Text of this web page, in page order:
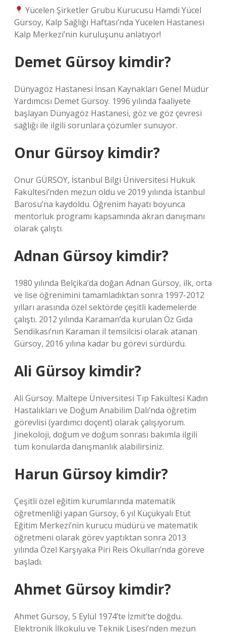
Yücelen Şirketler Grubu Kurucusu Hamdi Yücel
Gürsoy, Kalp Sağlığı Haftası’nda Yücelen Hastanesi
Kalp Merkezi’nin kuruluşunu anlatıyor!
Demet Gürsoy kimdir?
Dünyagöz Hastanesi İnsan Kaynakları Genel Müdür
Yardımcısı Demet Gürsoy. 1996 yılında faaliyete
başlayan Dünyagöz Hastanesi, göz ve göz çevresi
sağlığı ile ilgili sorunlara çözümler sunuyor.
Onur Gürsoy kimdir?
Onur GÜRSOY, İstanbul Bilgi Üniversitesi Hukuk
Fakültesi’nden mezun oldu ve 2019 yılında İstanbul
Barosu’na kaydoldu. Öğrenim hayatı boyunca
mentorluk programı kapsamında akran danışmanı
olarak çalıştı.
Adnan Gürsoy kimdir?
1980 yılında Belçika’da doğan Adnan Gürsoy, ilk, orta
ve lise öğrenimini tamamladıktan sonra 1997-2012
yılları arasında özel sektörde çeşitli kademelerde
çalıştı. 2012 yılında Karaman’da kurulan Öz Gıda
Sendikası’nın Karaman il temsilcisi olarak atanan
Gürsoy, 2016 yılına kadar bu görevi sürdürdü.
Ali Gürsoy kimdir?
Ali Gürsoy. Maltepe Üniversitesi Tıp Fakültesi Kadın
Hastalıkları ve Doğum Anabilim Dalı’nda öğretim
görevlisi (yardımcı doçent) olarak çalışıyorum.
Jinekoloji, doğum ve doğum sonrası bakımla ilgili
tüm konularda danışmanlık alabilirsiniz.
Harun Gürsoy kimdir?
Çeşitli özel eğitim kurumlarında matematik
öğretmenliği yapan Gürsoy, 6 yıl Küçükyalı Etüt
Eğitim Merkezi’nin kurucu müdürü ve matematik
öğretmeni olarak görev yaptıktan sonra 2013
yılında Özel Karşıyaka Piri Reis Okulları’nda göreve
başladı.
Ahmet Gürsoy kimdir?
Ahmet Gürsoy, 5 Eylül 1974’te İzmit’te doğdu.
Elektronik İlkokulu ve Teknik Lisesi’nden mezun